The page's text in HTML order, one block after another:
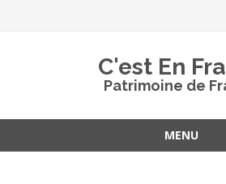
C'est En
Patrimoine de
MENU